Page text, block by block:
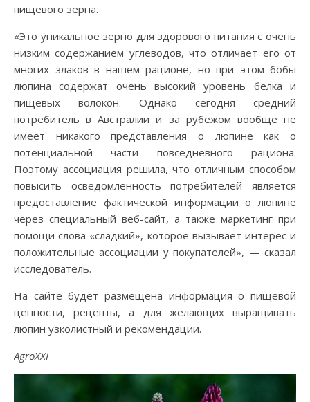
пищевого зерна.
«Это уникальное зерно для здорового питания с очень
низким содержанием углеводов, что отличает его от
многих злаков в нашем рационе, но при этом бобы
люпина содержат очень высокий уровень белка и
пищевых волокон. Однако сегодня средний
потребитель в Австралии и за рубежом вообще не
имеет никакого представления о люпине как о
потенциальной части повседневного рациона.
Поэтому ассоциация решила, что отличным способом
повысить осведомленность потребителей является
предоставление фактической информации о люпине
через специальный веб-сайт, а также маркетинг при
помощи слова «сладкий», которое вызывает интерес и
положительные ассоциации у покупателей», — сказал
исследователь.
На сайте будет размещена информация о пищевой
ценности, рецепты, а для желающих выращивать
люпин узколистный и рекомендации.
AgroXXI